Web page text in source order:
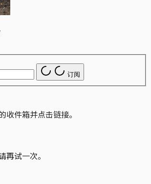
订阅
收件箱并点击链接。
再试一次。